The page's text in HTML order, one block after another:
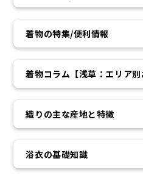
着物の特集/便利情報
着物コラム【浅草：エリア別
織りの主な産地と特徴
浴衣の基礎知識